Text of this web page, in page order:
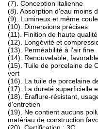
(7). Conception italienne
(8). Absorption d'eau moins
(9). Lumineux et même
(10). Dimensions précises
(11). Finition de haute qualité
(12). Longévité et
(13). Perméabilité à l'air fine
(14). Renouvelable,
(15). Tuile de porcelaine de
vert
(16). La tuile de porcelaine
(17). La dureté superficielle
(18). Éraflure-résistant,
d'entretien
(19). Ne contient aucuns
matériau de construction